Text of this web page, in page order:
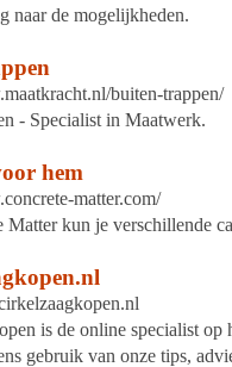
naar de mogelijkheden.
buiten-trappen/
- Specialist in Maatwerk.
hem
matter.com/
kun je verschillende
is de online specialist op
gebruik van onze tips,